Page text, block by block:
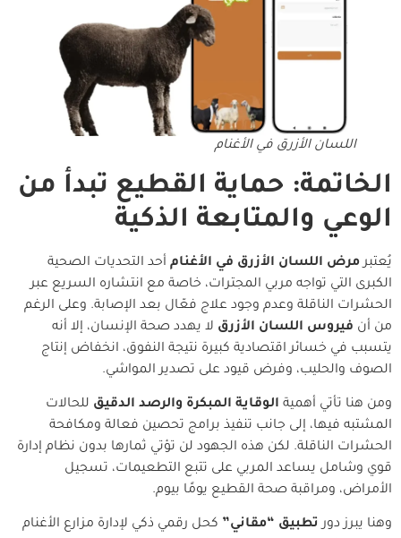
اللسان الأزرق في الأغنام
الخاتمة: حماية القطيع تبدأ من
الوعي والمتابعة الذكية
يُعتبرمرض اللسان الأزرق في الأغنام أحد التحديات الصحية
الكبرى التي تواجه مربي المجترات، خاصة مع انتشاره السريع عبر
الحشرات الناقلة وعدم وجود علاج فعّال بعد الإصابة. وعلى الرغم
من أن فيروس اللسان الأزرق لا يهدد صحة الإنسان، إلا أنه
يتسبب في خسائر اقتصادية كبيرة نتيجة النفوق، انخفاض إنتاج
الصوف والحليب، وفرض قيود على تصدير المواشي.
ومن هنا تأتي أهمية الوقاية المبكرة والرصد الدقيق للحالات
المشتبه فيها، إلى جانب تنفيذ برامج تحصين فعالة ومكافحة
الحشرات الناقلة. لكن هذه الجهود لن تؤتي ثمارها بدون نظام إدارة
قوي وشامل يساعد المربي على تتبع التطعيمات، تسجيل
الأمراض، ومراقبة صحة القطيع يومًا بيوم.
وهنا يبرز دور تطبيق “مقاني” كحل رقمي ذكي لإدارة مزارع الأغنام